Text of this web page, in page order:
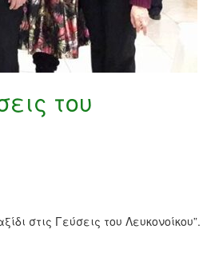
του
στις Γεύσεις του Λευκονοίκου”.